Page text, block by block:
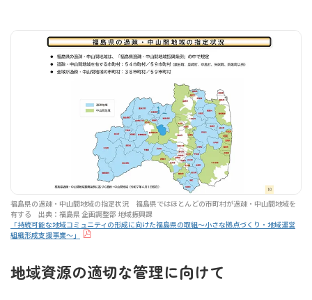
福島県の過疎・中山間地域の指定状況 福島県ではほとんどの市町村が過疎・中山間地域を
有する 出典：福島県 企画調整部 地域振興課
「持続可能な地域コミュニティの形成に向けた福島県の取組～小さな拠点づくり・地域運営
組織形成支援事業～」
地域資源の適切な管理に向けて